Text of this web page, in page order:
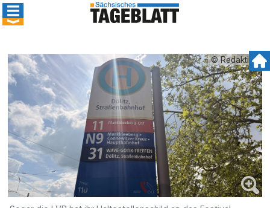
© Redaktion